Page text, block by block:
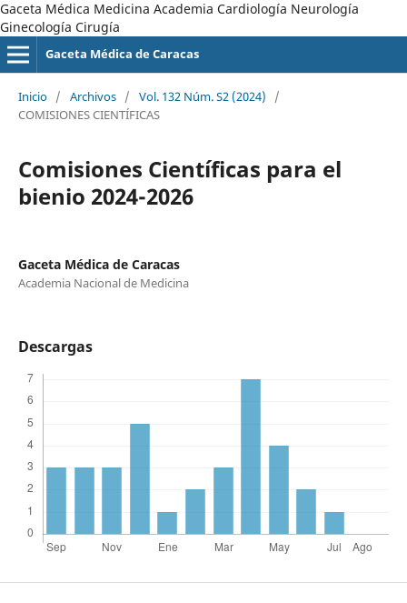
Gaceta Médica Medicina Academia Cardiología Neurología
Ginecología Cirugía
Gaceta Médica de Caracas
Inicio / Archivos / Vol. 132 Núm. S2 (2024)
/
COMISIONES CIENTÍFICAS
Comisiones Científicas para el
bienio 2024-2026
Gaceta Médica de Caracas
Academia Nacional de Medicina
Descargas